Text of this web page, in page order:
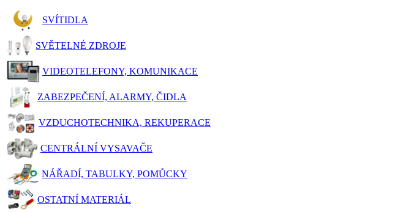
SVÍTIDLA
SVĚTELNÉ ZDROJE
VIDEOTELEFONY, KOMUNIKACE
ZABEZPEČENÍ, ALARMY, ČIDLA
VZDUCHOTECHNIKA, REKUPERACE
CENTRÁLNÍ VYSAVAČE
NÁŘADÍ, TABULKY, POMŮCKY
OSTATNÍ MATERIÁL